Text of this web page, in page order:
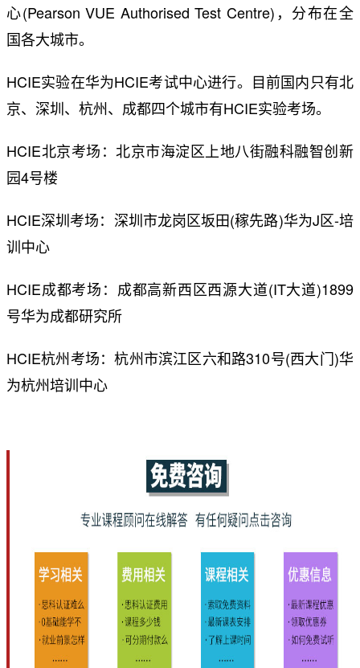
心(Pearson VUE Authorised Test Centre)，分布在全
国各大城市。
HCIE实验在华为HCIE考试中心进行。目前国内只有北
京、深圳、杭州、成都四个城市有HCIE实验考场。
HCIE北京考场：北京市海淀区上地八街融科融智创新
园4号楼
HCIE深圳考场：深圳市龙岗区坂田(稼先路)华为J区-培
训中心
HCIE成都考场：成都高新西区西源大道(IT大道)1899
号华为成都研究所
HCIE杭州考场：杭州市滨江区六和路310号(西大门)华
为杭州培训中心